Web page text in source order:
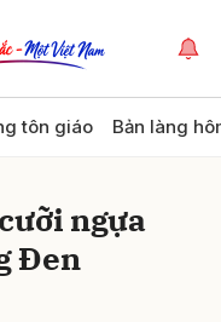
tôn giáo Bản làng
ngựa
Đen